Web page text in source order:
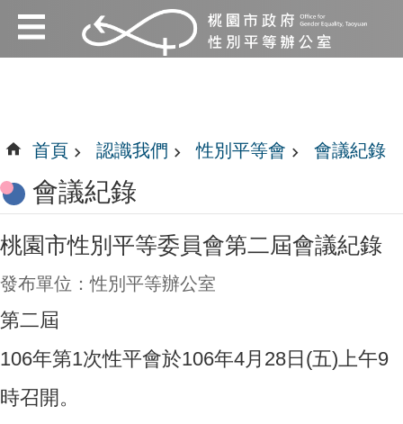
跳到主要內容區塊
:::
:::
首頁 認識我們 性別平等會 會議紀錄
會議紀錄
桃園市性別平等委員會第二屆會議紀錄
發布單位：性別平等辦公室
第二屆
106年第1次性平會於106年4月28日(五)上午9
時召開。